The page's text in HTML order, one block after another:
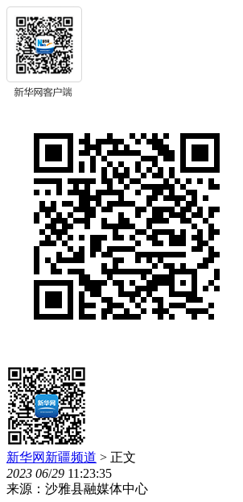
新华网新疆频道 > 正文
2023 06/29 11:23:35
来源：沙雅县融媒体中心